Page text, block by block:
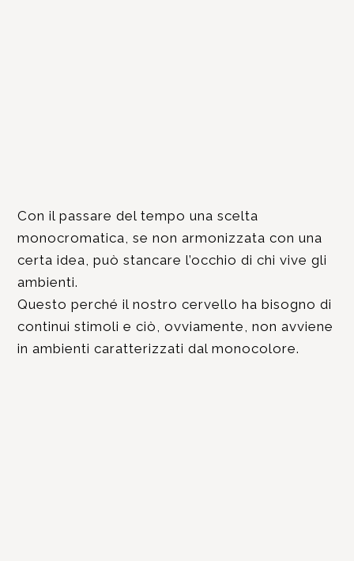
Con il passare del tempo una scelta
monocromatica, se non armonizzata con una
certa idea, può stancare l’occhio di chi vive gli
ambienti.
Questo perché il nostro cervello ha bisogno di
continui stimoli e ciò, ovviamente, non avviene
in ambienti caratterizzati dal monocolore.